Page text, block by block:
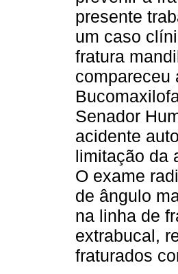
presente
um caso
fratura
compareceu
Senador
acidente
limitação da
O exame
de ângulo
na linha de
extrabucal,
fraturados